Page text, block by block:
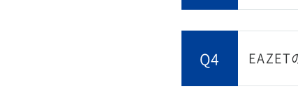
Q4 EAZET